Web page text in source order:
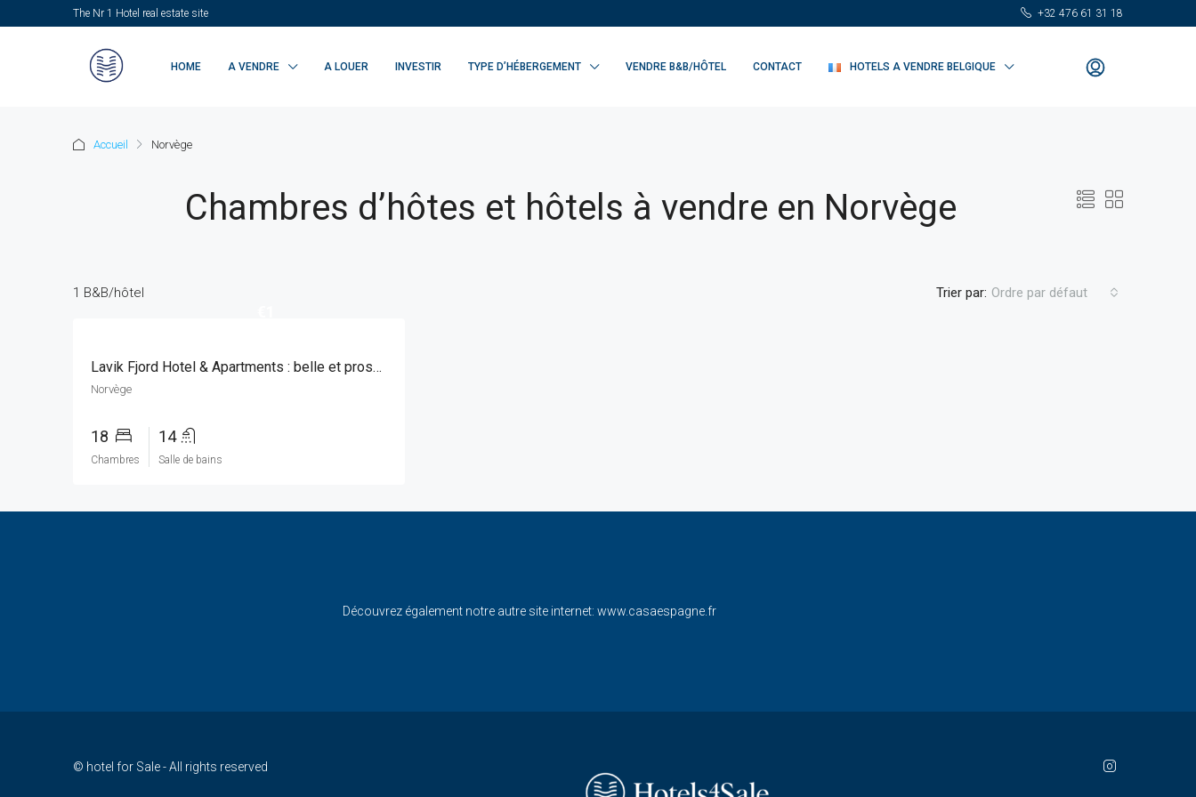
The Nr 1 Hotel real estate site +32 476 61 31 18
HOME A VENDRE A LOUER INVESTIR TYPE D’HÉBERGEMENT VENDRE B&B/HÔTEL CONTACT HOTELS A VENDRE BELGIQUE
Accueil Norvège
Chambres d’hôtes et hôtels à vendre en Norvège
1 B&B/hôtel Trier par: Ordre par défaut
Lavik Fjord Hotel & Apartments : belle et prospère entreprise de restauration, située de manière unique sur le Sognefjord
Norvège
18
Chambres
14
Salle de bains
Découvrez également notre autre site internet: www.casaespagne.fr
© hotel for Sale - All rights reserved